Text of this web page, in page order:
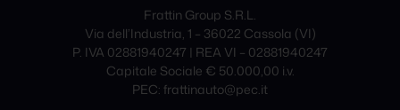
Frattin Group S.R.L.
Via dell’Industria, 1 – 36022 Cassola (VI)
P. IVA 02881940247 | REA VI – 02881940247
Capitale Sociale € 50.000,00 i.v.
PEC: frattinauto@pec.it